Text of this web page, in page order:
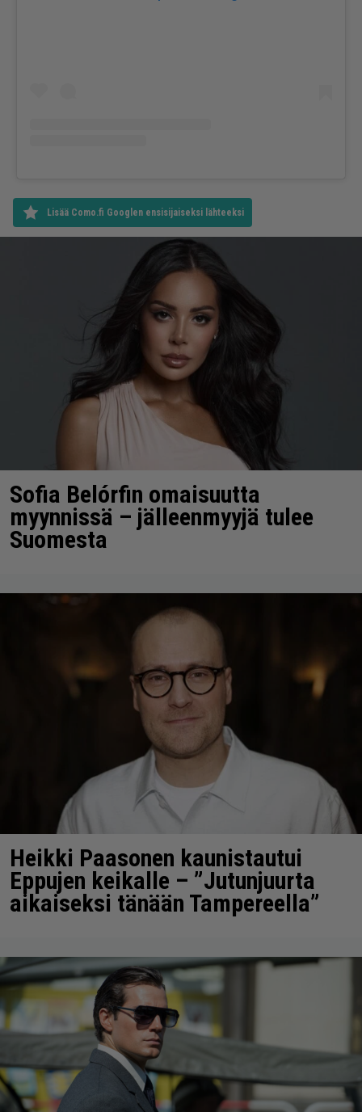
Lisää Como.fi Googlen ensisijaiseksi lähteeksi
Sofia Belórfin omaisuutta
myynnissä – jälleenmyyjä tulee
Suomesta
Heikki Paasonen kaunistautui
Eppujen keikalle – ”Jutunjuurta
aikaiseksi tänään Tampereella”